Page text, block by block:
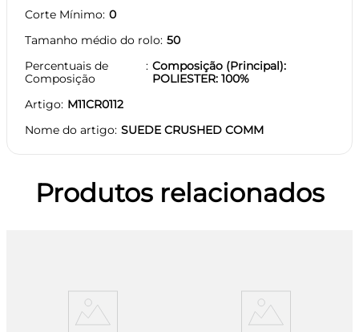
Corte Mínimo 0
Tamanho médio do rolo 50
Percentuais de
Composição
Composição (Principal):
POLIESTER: 100%
Artigo M11CR0112
Nome do artigo SUEDE CRUSHED COMM
Produtos relacionados